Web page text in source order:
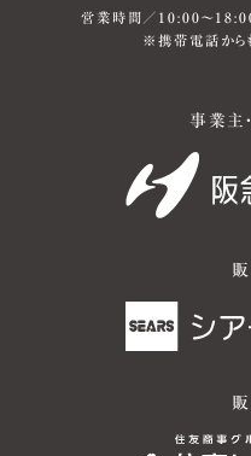
営業時間／10:00～18:00
※携帯電話から
事業主